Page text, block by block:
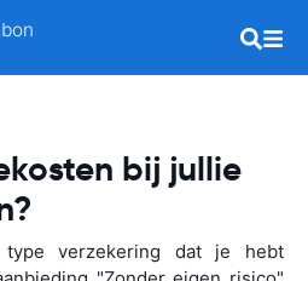
bij jullie
verzekering dat je hebt